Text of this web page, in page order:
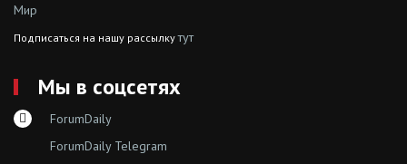
Мир
Подписаться на нашу рассылкутут
Мы в соцсетях
ForumDaily
ForumDaily Telegram